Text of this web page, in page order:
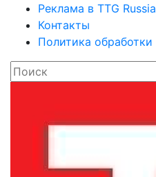
Реклама в TTG Russia
Контакты
Политика